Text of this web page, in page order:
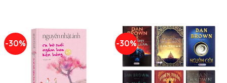
-30% -30%